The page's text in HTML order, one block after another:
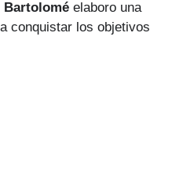
Bartolomé elaboro una
conquistar los objetivos